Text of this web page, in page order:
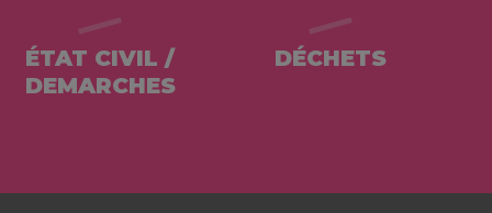
ÉTAT CIVIL /
DEMARCHES
DÉCHETS